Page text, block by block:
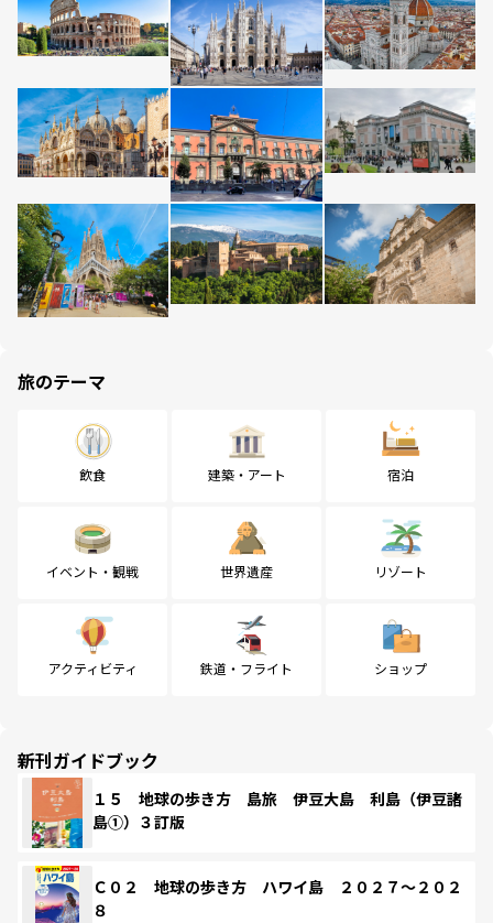
旅のテーマ
飲食 建築・アート 宿泊
イベント・観戦 世界遺産 リゾート
アクティビティ 鉄道・フライト ショップ
新刊ガイドブック
１５ 地球の歩き方 島旅 伊豆大島 利島（伊豆諸
島①）３訂版
Ｃ０２ 地球の歩き方 ハワイ島 ２０２７～２０２
８